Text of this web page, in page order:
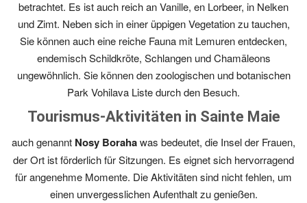
betrachtet. Es ist auch reich an Vanille, en Lorbeer, in Nelken
und Zimt. Neben sich in einer üppigen Vegetation zu tauchen,
Sie können auch eine reiche Fauna mit Lemuren entdecken,
endemisch Schildkröte, Schlangen und Chamäleons
ungewöhnlich. Sie können den zoologischen und botanischen
Park Vohilava Liste durch den Besuch.
Tourismus-Aktivitäten in Sainte Maie
auch genannt Nosy Borahawas bedeutet, die Insel der Frauen,
der Ort ist förderlich für Sitzungen. Es eignet sich hervorragend
für angenehme Momente. Die Aktivitäten sind nicht fehlen, um
einen unvergesslichen Aufenthalt zu genießen.